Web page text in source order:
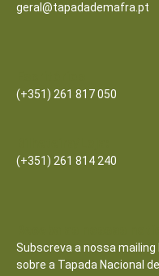
geral@tapadademafra.pt
(+351) 261 817 050
(+351) 261 814 240
Subscreva a nossa
sobre a Tapada Nacional